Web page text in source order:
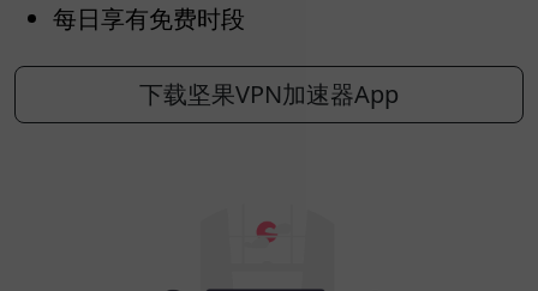
每日享有免费时段
下载坚果VPN加速器App